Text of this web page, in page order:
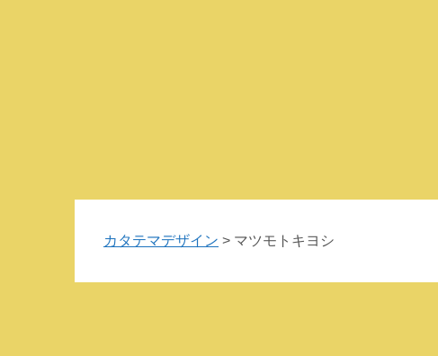
カタテマデザイン > マツモトキヨシ